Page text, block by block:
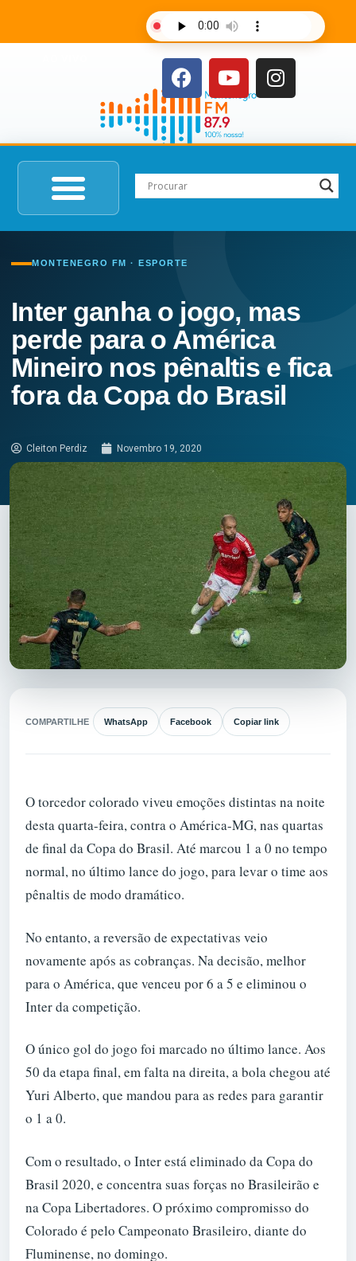
MONTENEGRO FM · ESPORTE
Inter ganha o jogo, mas
perde para o América
Mineiro nos pênaltis e fica
fora da Copa do Brasil
Cleiton Perdiz Novembro 19, 2020
COMPARTILHE WhatsApp Facebook Copiar link
O torcedor colorado viveu emoções distintas na noite
desta quarta-feira, contra o América-MG, nas quartas
de final da Copa do Brasil. Até marcou 1 a 0 no tempo
normal, no último lance do jogo, para levar o time aos
pênaltis de modo dramático.
No entanto, a reversão de expectativas veio
novamente após as cobranças. Na decisão, melhor
para o América, que venceu por 6 a 5 e eliminou o
Inter da competição.
O único gol do jogo foi marcado no último lance. Aos
50 da etapa final, em falta na direita, a bola chegou até
Yuri Alberto, que mandou para as redes para garantir
o 1 a 0.
Com o resultado, o Inter está eliminado da Copa do
Brasil 2020, e concentra suas forças no Brasileirão e
na Copa Libertadores. O próximo compromisso do
Colorado é pelo Campeonato Brasileiro, diante do
Fluminense, no domingo.